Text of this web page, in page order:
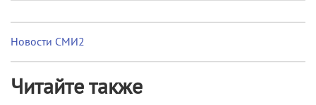
Новости СМИ2
Читайте также